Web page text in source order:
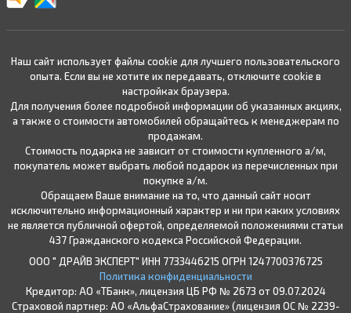
Наш сайт использует файлы cookie для лучшего пользовательского
опыта. Если вы не хотите их передавать, отключите cookie в
настройках браузера.
Для получения более подробной информации об указанных акциях,
а также о стоимости автомобилей обращайтесь к менеджерам по
продажам.
Стоимость подарка не зависит от стоимости купленного а/м,
покупатель может выбрать любой подарок из перечисленных при
покупке а/м.
Обращаем Ваше внимание на то, что данный сайт носит
исключительно информационный характер и ни при каких условиях
не является публичной офертой, определяемой положениями статьи
437 Гражданского кодекса Российской Федерации.
ООО " ДРАЙВ ЭКСПЕРТ" ИНН 7733446215 ОГРН 1247700376725
Политика конфиденциальности
Кредитор: АО «ТБанк», лицензия ЦБ РФ № 2673 от 09.07.2024
Страховой партнер: АО «АльфаСтрахование» (лицензия ОС № 2239-